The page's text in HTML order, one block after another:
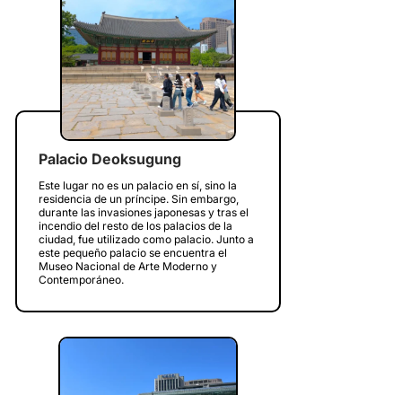
Palacio Deoksugung
Este lugar no es un palacio en sí, sino la
residencia de un príncipe. Sin embargo,
durante las invasiones japonesas y tras el
incendio del resto de los palacios de la
ciudad, fue utilizado como palacio. Junto a
este pequeño palacio se encuentra el
Museo Nacional de Arte Moderno y
Contemporáneo.